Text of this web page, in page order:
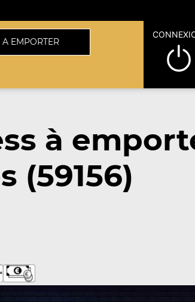
A EMPORTER
à
(59156)